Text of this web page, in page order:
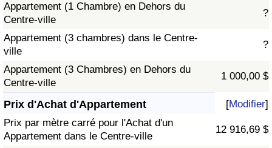
Appartement (1 Chambre) en Dehors du
Centre-ville
?
Appartement (3 chambres) dans le Centre-
ville
?
Appartement (3 Chambres) en Dehors du
Centre-ville
1 000,00 $
Prix d'Achat d'Appartement [Modifier]
Prix par mètre carré pour l'Achat d'un
Appartement dans le Centre-ville
12 916,69 $